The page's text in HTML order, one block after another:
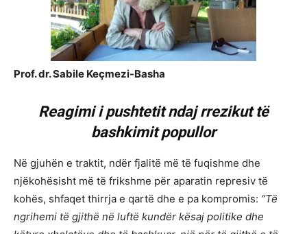
Prof. dr. Sabile Keçmezi-Basha
Reagimi i pushtetit ndaj rrezikut të
bashkimit popullor
Në gjuhën e traktit, ndër fjalitë më të fuqishme dhe
njëkohësisht më të frikshme për aparatin represiv të
kohës, shfaqet thirrja e qartë dhe e pa kompromis: “Të
ngrihemi të gjithë në luftë kundër kësaj politike dhe